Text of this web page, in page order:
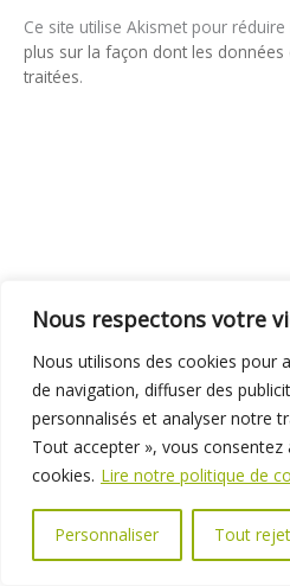
Nous respectons votre
Nous utilisons des cookies pour
de navigation, diffuser des
personnalisés et analyser notre
Tout accepter », vous
cookies. Lire notre politique de
Personnaliser Tout
Ce site utilise Akismet pour
plus sur la façon dont les
traitées.
01 69 31 72 10 01 69 31
Espace élus
Marchés